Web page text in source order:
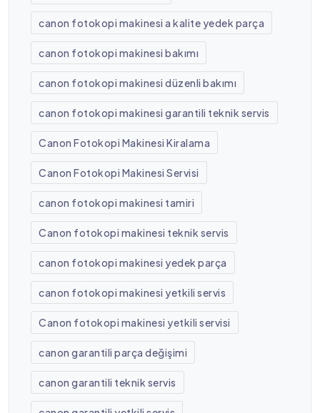
canon fotokopi makinesi a kalite yedek parça
canon fotokopi makinesi bakımı
canon fotokopi makinesi düzenli bakımı
canon fotokopi makinesi garantili teknik servis
Canon Fotokopi Makinesi Kiralama
Canon Fotokopi Makinesi Servisi
canon fotokopi makinesi tamiri
Canon fotokopi makinesi teknik servis
canon fotokopi makinesi yedek parça
canon fotokopi makinesi yetkili servis
Canon fotokopi makinesi yetkili servisi
canon garantili parça değişimi
canon garantili teknik servis